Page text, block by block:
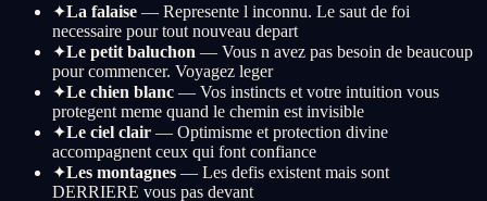
✦La falaise — Represente l inconnu. Le saut de foi
necessaire pour tout nouveau depart
✦Le petit baluchon — Vous n avez pas besoin de beaucoup
pour commencer. Voyagez leger
✦Le chien blanc — Vos instincts et votre intuition vous
protegent meme quand le chemin est invisible
✦Le ciel clair — Optimisme et protection divine
accompagnent ceux qui font confiance
✦Les montagnes — Les defis existent mais sont
DERRIERE vous pas devant